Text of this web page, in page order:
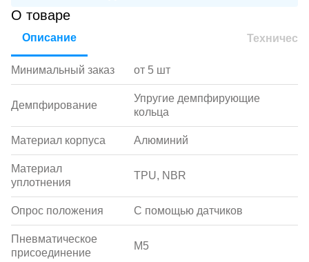
О товаре
Описание
Минимальный заказ от 5 шт
Демпфирование
Упругие демпфирующие
кольца
Материал корпуса Алюминий
Материал
уплотнения
TPU, NBR
Опрос положения С помощью датчиков
Пневматическое
присоединение
M5